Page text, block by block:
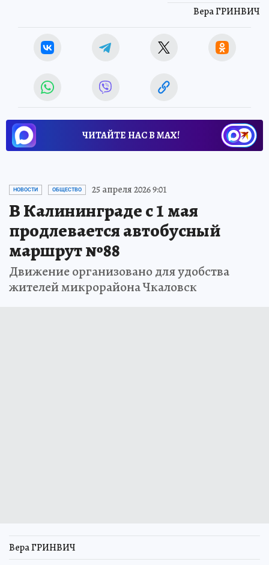
Вера ГРИНВИЧ
ЧИТАЙТЕ НАС В МАХ!
НОВОСТИ ОБЩЕСТВО 25 апреля 2026 9:01
В Калининграде с 1 мая
продлевается автобусный
маршрут №88
Движение организовано для удобства
жителей микрорайона Чкаловск
Вера ГРИНВИЧ